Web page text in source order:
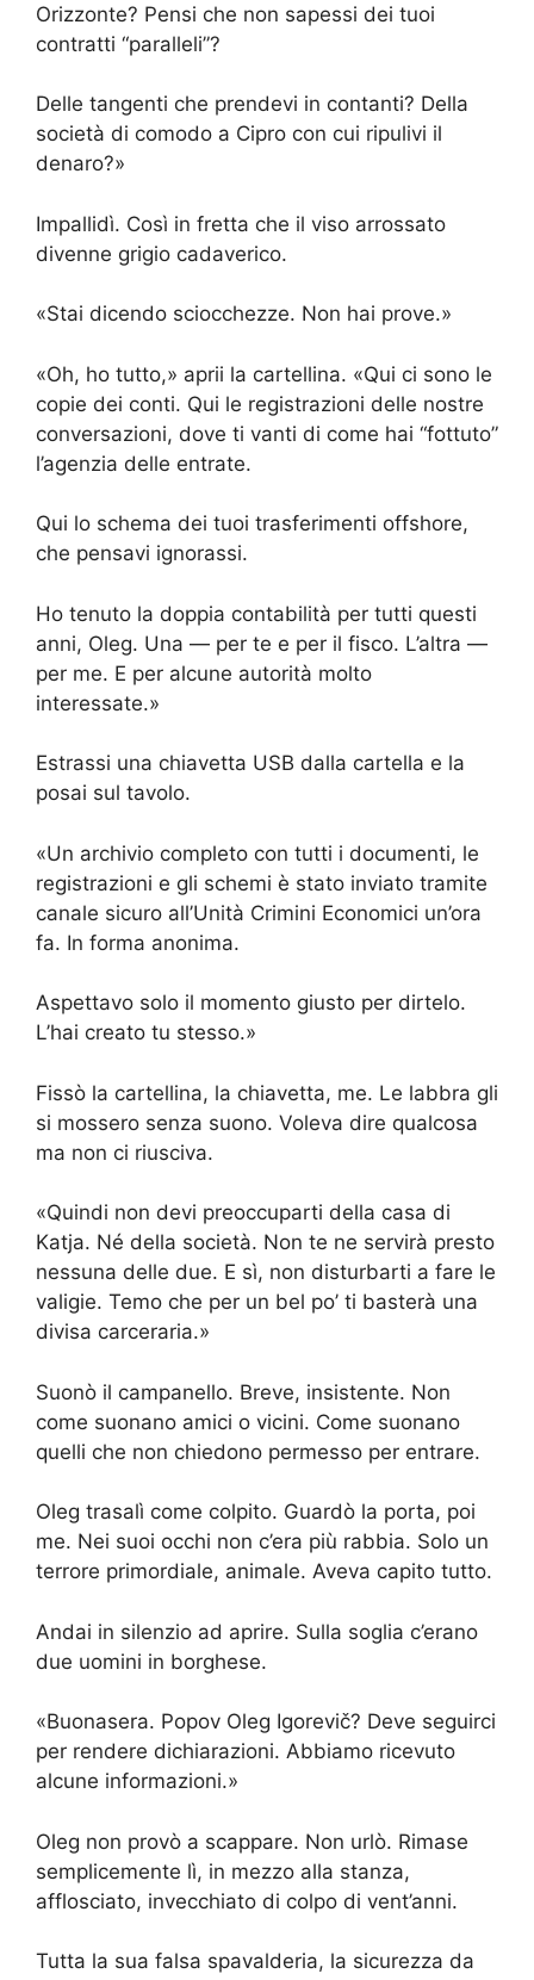
Orizzonte? Pensi che non sapessi dei tuoi
contratti “paralleli”?
Delle tangenti che prendevi in contanti? Della
società di comodo a Cipro con cui ripulivi il
denaro?»
Impallidì. Così in fretta che il viso arrossato
divenne grigio cadaverico.
«Stai dicendo sciocchezze. Non hai prove.»
«Oh, ho tutto,» aprii la cartellina. «Qui ci sono le
copie dei conti. Qui le registrazioni delle nostre
conversazioni, dove ti vanti di come hai “fottuto”
l’agenzia delle entrate.
Qui lo schema dei tuoi trasferimenti offshore,
che pensavi ignorassi.
Ho tenuto la doppia contabilità per tutti questi
anni, Oleg. Una — per te e per il fisco. L’altra —
per me. E per alcune autorità molto
interessate.»
Estrassi una chiavetta USB dalla cartella e la
posai sul tavolo.
«Un archivio completo con tutti i documenti, le
registrazioni e gli schemi è stato inviato tramite
canale sicuro all’Unità Crimini Economici un’ora
fa. In forma anonima.
Aspettavo solo il momento giusto per dirtelo.
L’hai creato tu stesso.»
Fissò la cartellina, la chiavetta, me. Le labbra gli
si mossero senza suono. Voleva dire qualcosa
ma non ci riusciva.
«Quindi non devi preoccuparti della casa di
Katja. Né della società. Non te ne servirà presto
nessuna delle due. E sì, non disturbarti a fare le
valigie. Temo che per un bel po’ ti basterà una
divisa carceraria.»
Suonò il campanello. Breve, insistente. Non
come suonano amici o vicini. Come suonano
quelli che non chiedono permesso per entrare.
Oleg trasalì come colpito. Guardò la porta, poi
me. Nei suoi occhi non c’era più rabbia. Solo un
terrore primordiale, animale. Aveva capito tutto.
Andai in silenzio ad aprire. Sulla soglia c’erano
due uomini in borghese.
«Buonasera. Popov Oleg Igorevič? Deve seguirci
per rendere dichiarazioni. Abbiamo ricevuto
alcune informazioni.»
Oleg non provò a scappare. Non urlò. Rimase
semplicemente lì, in mezzo alla stanza,
afflosciato, invecchiato di colpo di vent’anni.
Tutta la sua falsa spavalderia, la sicurezza da